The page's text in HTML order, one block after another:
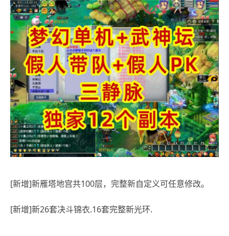
[新增]新雁塔地宫共100层，完整新自定义可任意修改。
[新增]新26套决斗锦衣.16套完整新光环.